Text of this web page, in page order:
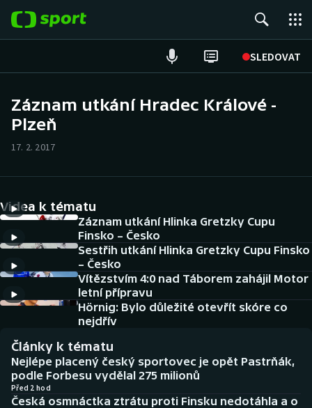
SLEDOVAT
Hokej
Cyklistika
DALŠÍ SPORTY
Americký fotbal
Baseball a softbal
Basketbal
Biatlon
NEPŘEHLÉDNĚTE
Historické návraty
Aplikace ČT sport
Záznam utkání Hradec Králové -
Plzeň
17. 2. 2017
Videa k tématu
Záznam utkání Hlinka Gretzky Cupu
Finsko – Česko
Sestřih utkání Hlinka Gretzky Cupu Finsko
– Česko
Vítězstvím 4:0 nad Táborem zahájil Motor
letní přípravu
Hörnig: Bylo důležité otevřít skóre co
nejdřív
Články k tématu
Nejlépe placený český sportovec je opět Pastrňák,
podle Forbesu vydělal 275 milionů
Před 2 hod
Česká osmnáctka ztrátu proti Finsku nedotáhla a o